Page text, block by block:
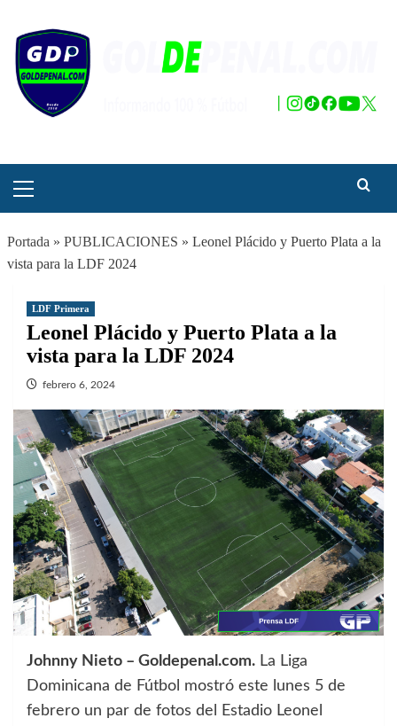
contenido
principal
Portada » PUBLICACIONES » Leonel Plácido y Puerto Plata a la
vista para la LDF 2024
LDF Primera
Leonel Plácido y Puerto Plata a la
vista para la LDF 2024
febrero 6, 2024
Johnny Nieto – Goldepenal.com. La Liga
Dominicana de Fútbol mostró este lunes 5 de
febrero un par de fotos del Estadio Leonel